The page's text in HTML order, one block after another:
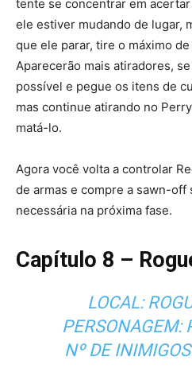
tente se concentrar em
ele estiver mudando de lugar,
que ele parar, tire o máximo
Aparecerão mais atiradores,
possível e pegue os itens de
mas continue atirando no
matá-lo.
Agora você volta a controlar
de armas e compre a sawn-off
necessária na próxima fase.
Capítulo 8 –
LOCAL:
PERSONAGEM:
Nº DE